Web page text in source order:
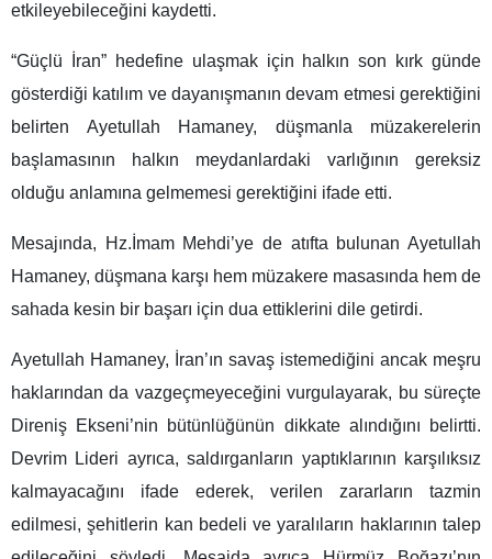
etkileyebileceğini kaydetti.
“Güçlü İran” hedefine ulaşmak için halkın son kırk günde
gösterdiği katılım ve dayanışmanın devam etmesi gerektiğini
belirten Ayetullah Hamaney, düşmanla müzakerelerin
başlamasının halkın meydanlardaki varlığının gereksiz
olduğu anlamına gelmemesi gerektiğini ifade etti.
Mesajında, Hz.İmam Mehdi’ye de atıfta bulunan Ayetullah
Hamaney, düşmana karşı hem müzakere masasında hem de
sahada kesin bir başarı için dua ettiklerini dile getirdi.
Ayetullah Hamaney, İran’ın savaş istemediğini ancak meşru
haklarından da vazgeçmeyeceğini vurgulayarak, bu süreçte
Direniş Ekseni’nin bütünlüğünün dikkate alındığını belirtti.
Devrim Lideri ayrıca, saldırganların yaptıklarının karşılıksız
kalmayacağını ifade ederek, verilen zararların tazmin
edilmesi, şehitlerin kan bedeli ve yaralıların haklarının talep